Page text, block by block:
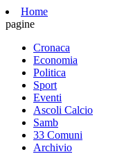
Home
pagine
Cronaca
Economia
Politica
Sport
Eventi
Ascoli Calcio
Samb
33 Comuni
Archivio